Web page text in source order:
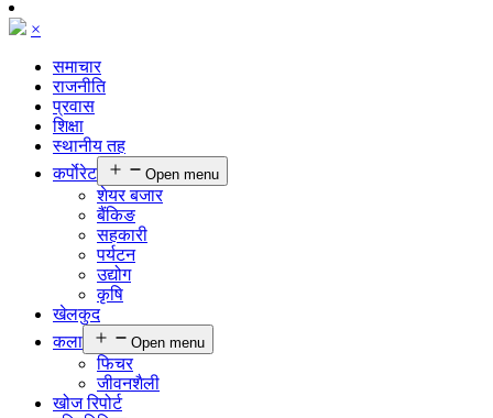
×
समाचार
राजनीति
प्रवास
शिक्षा
स्थानीय तह
कर्पाेरेट
Open menu
शेयर बजार
बैंकिङ
सहकारी
पर्यटन
उद्योग
कृषि
खेलकुद
कला
Open menu
फिचर
जीवनशैली
खोज रिपोर्ट